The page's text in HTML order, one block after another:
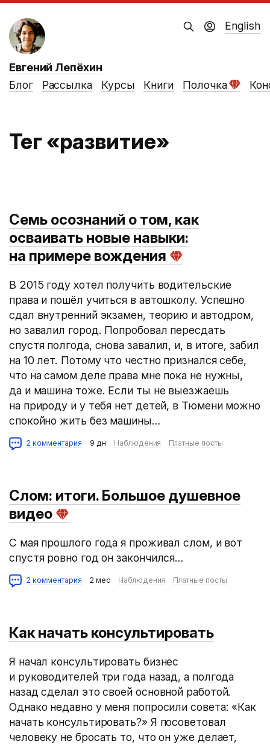
Евгений Лепёхин
Блог
Рассылка Курсы Книги Полочка
English
Тег «развитие»
Cемь осознаний о том, как
осваивать новые навыки:
на примере вождения
В 2015 году хотел получить водительские
права и пошёл учиться в автошколу. Успешно
сдал внутренний экзамен, теорию и автодром,
но завалил город. Попробовал пересдать
спустя полгода, снова завалил, и, в итоге, забил
на 10 лет. Потому что честно признался себе,
что на самом деле права мне пока не нужны,
да и машина тоже. Если ты не выезжаешь
на природу и у тебя нет детей, в Тюмени можно
спокойно жить без машины…
2 комментария 9 дн Наблюдения Платные посты
Слом: итоги. Большое душевное
видео
С мая прошлого года я проживал слом, и вот
спустя ровно год он закончился…
2 комментария 2 мес Наблюдения Платные посты
Как начать консультировать
Я начал консультировать бизнес
и руководителей три года назад, а полгода
назад сделал это своей основной работой.
Однако недавно у меня попросили совета: «Как
начать консультировать?» Я посоветовал
человеку не бросать то, что он уже делает,